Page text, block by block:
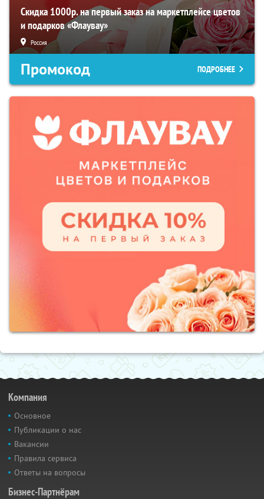
Скидка 1000р. на первый заказ на маркетплейсе цветов
и подарков «Флаувау»
Россия
Промокод ПОДРОБНЕЕ
Компания
Основное
Публикации о нас
Вакансии
Правила сервиса
Ответы на вопросы
Бизнес-Партнёрам